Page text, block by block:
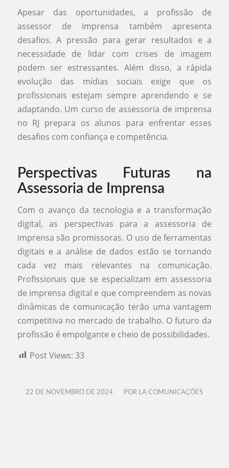
Apesar das oportunidades, a profissão de
assessor de imprensa também apresenta
desafios. A pressão para gerar resultados e a
necessidade de lidar com crises de imagem
podem ser estressantes. Além disso, a rápida
evolução das mídias sociais exige que os
profissionais estejam sempre aprendendo e se
adaptando. Um curso de assessoria de imprensa
no RJ prepara os alunos para enfrentar esses
desafios com confiança e competência.
Perspectivas Futuras na
Assessoria de Imprensa
Com o avanço da tecnologia e a transformação
digital, as perspectivas para a assessoria de
imprensa são promissoras. O uso de ferramentas
digitais e a análise de dados estão se tornando
cada vez mais relevantes na comunicação.
Profissionais que se especializam em assessoria
de imprensa digital e que compreendem as novas
dinâmicas de comunicação terão uma vantagem
competitiva no mercado de trabalho. O futuro da
profissão é empolgante e cheio de possibilidades.
Post Views: 33
22 DE NOVEMBRO DE 2024
/ POR LA COMUNICAÇÕES